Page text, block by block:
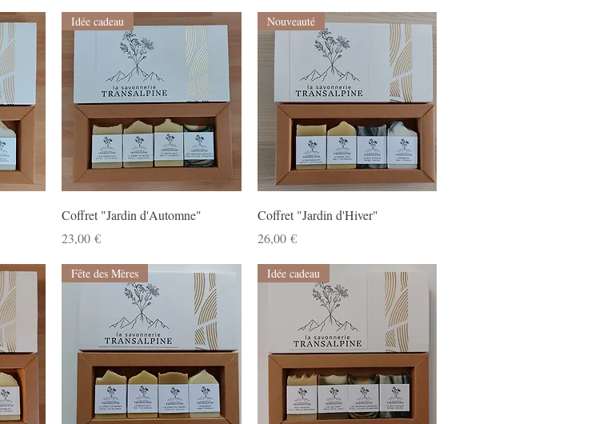
Aperçu rapide
Idée cadeau
Coffret "Jardin d'Automne"
Prix
23,00 €
Aperçu rapide
Nouveauté
Coffret "Jardin d'Hiver"
Prix
26,00 €
Fête des Mères Idée cadeau